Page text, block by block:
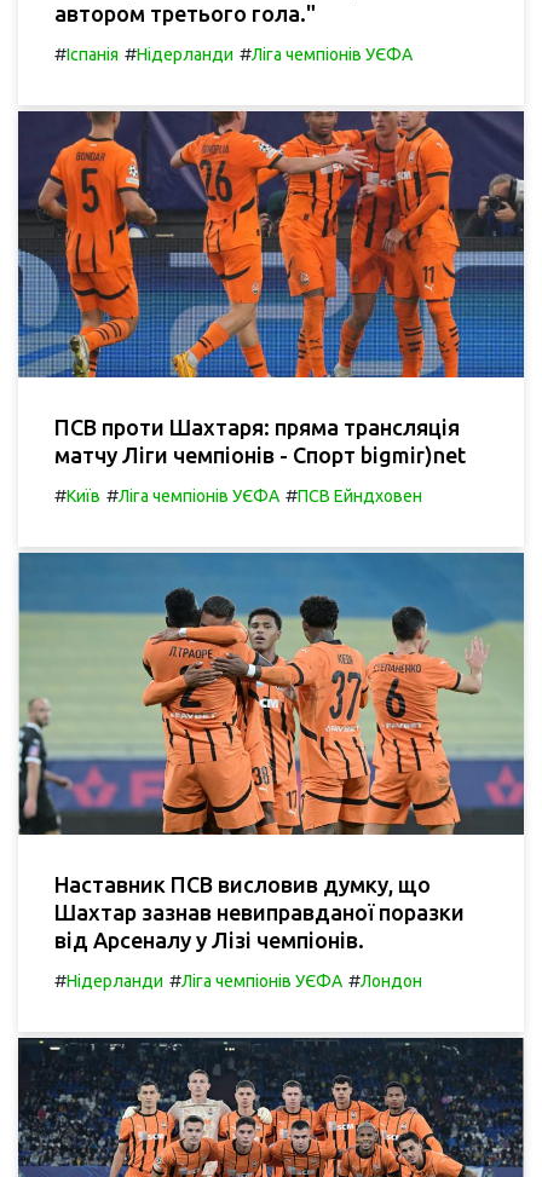
автором третього гола."
#Іспанія #Нідерланди #Ліга чемпіонів УЄФА
ПСВ проти Шахтаря: пряма трансляція
матчу Ліги чемпіонів - Спорт bigmir)net
#Київ #Ліга чемпіонів УЄФА #ПСВ Ейндховен
Наставник ПСВ висловив думку, що
Шахтар зазнав невиправданої поразки
від Арсеналу у Лізі чемпіонів.
#Нідерланди #Ліга чемпіонів УЄФА #Лондон